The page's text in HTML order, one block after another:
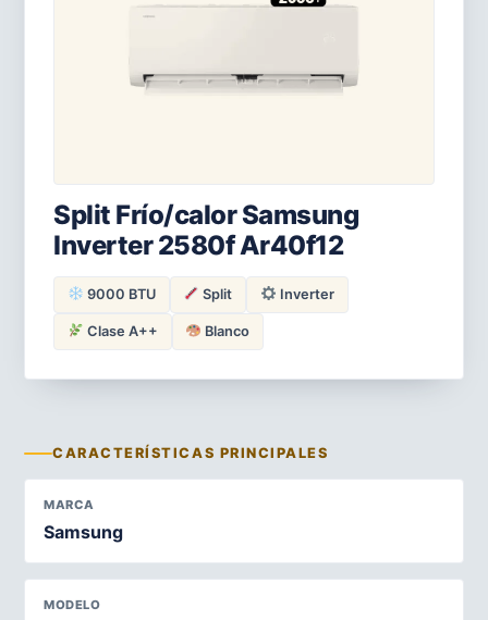
Split Frío/calor Samsung
Inverter 2580f Ar40f12
9000 BTU Split Inverter
Clase A++ Blanco
CARACTERÍSTICAS PRINCIPALES
MARCA
Samsung
MODELO